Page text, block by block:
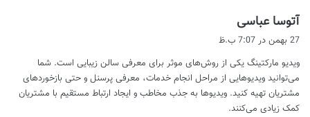
آتوسا عباسی
:
27 بهمن در 7:07 ب.ظ
ویدیو مارکتینگ یکی از روش‌های موثر برای معرفی سالن زیبایی است. شما
می‌توانید ویدیوهایی از مراحل انجام خدمات، معرفی پرسنل و حتی بازخوردهای
مشتریان تهیه کنید. ویدیوها به جذب مخاطب و ایجاد ارتباط مستقیم با مشتریان
کمک زیادی می‌کنند.